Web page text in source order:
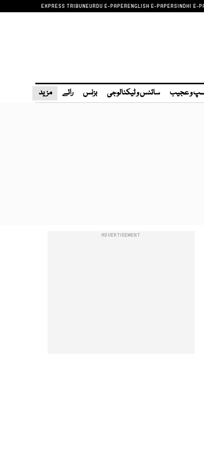
EXPRESS TRIBUNEURDU E-PAPERENGLISH E-PAPERSINDHI E-
و عجیب سائنس و ٹیکنالوجی بزنس رائے مزید